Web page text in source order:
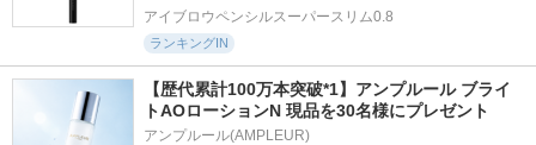
アイブロウペンシルスーパースリム0.8
ランキングIN
【歴代累計100万本突破*1】アンプルール ブライ
トAOローションN 現品を30名様にプレゼント
アンプルール(AMPLEUR)